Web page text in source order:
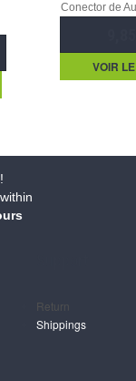
Conector de
VOIR
Return
Shippings